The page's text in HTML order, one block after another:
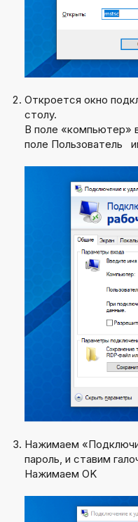
Откроется окно
столу.
В поле «компьютер»
поле Пользователь
Нажимаем
пароль, и ставим
Нажимаем OK